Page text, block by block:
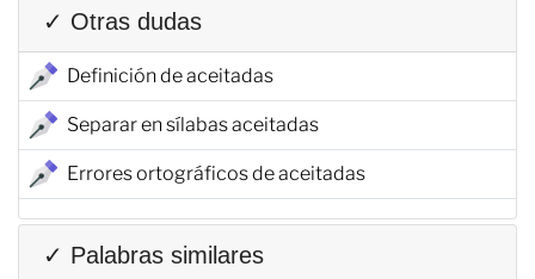
✓ Otras dudas
Definición de aceitadas
Separar en sílabas aceitadas
Errores ortográficos de aceitadas
✓ Palabras similares